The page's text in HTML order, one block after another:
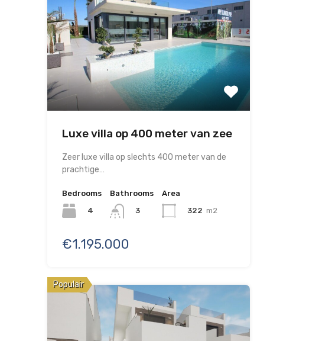
Luxe villa op 400 meter van zee
Zeer luxe villa op slechts 400 meter van de
prachtige…
Bedrooms
4
Bathrooms
3
Area
322 m2
€1.195.000
Populair